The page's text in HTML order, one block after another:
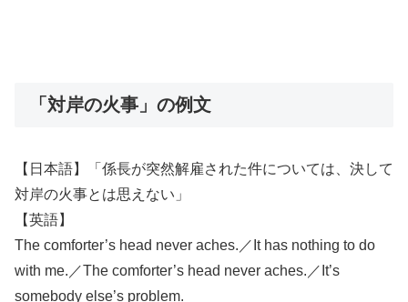
「対岸の火事」の例文
【日本語】「係長が突然解雇された件については、決して
対岸の火事とは思えない」
【英語】
The comforter’s head never aches.／It has nothing to do
with me.／The comforter’s head never aches.／It’s
somebody else’s problem.